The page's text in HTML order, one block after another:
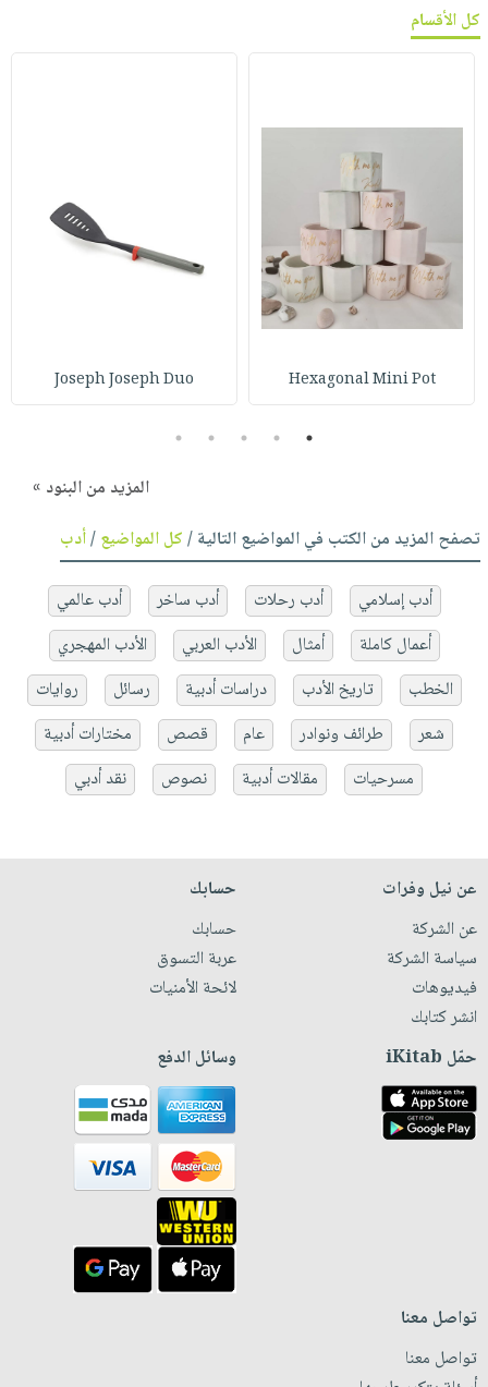
كل الأقسام
Hexagonal Mini Pot
Joseph Joseph Duo
1
2
3
4
5
المزيد من البنود »
تصفح المزيد من الكتب في المواضيع التالية /كل المواضيع/أدب
أدب إسلامي أدب رحلات أدب ساخر
أدب عالمي
أعمال كاملة
أمثال الأدب العربي
الأدب المهجري
الخطب
تاريخ الأدب دراسات أدبية رسائل
روايات
شعر
طرائف ونوادر عام قصص
مختارات أدبية
مسرحيات
مقالات أدبية نصوص نقد أدبي
عن نيل وفرات
عن الشركة
سياسة الشركة
فيديوهات
انشر كتابك
حسابك
حسابك
عربة التسوق
لائحة الأمنيات
حمّل iKitab وسائل الدفع
تواصل معنا
تواصل معنا